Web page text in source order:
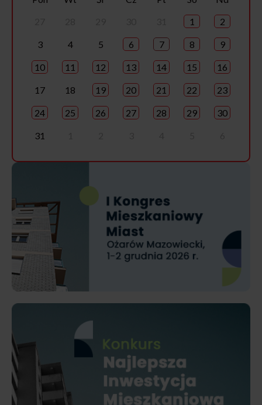
1 2
3 4 5 6 7 8 9
10 11 12 13 14 15 16
17 18 19 20 21 22 23
24 25 26 27 28 29 30
31